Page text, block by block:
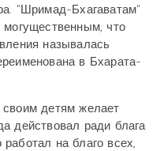
"Шримад-Бхагаватам"
могущественным, что
называлась
в Бхарата-
детям желает
действовал ради блага
на благо всех,